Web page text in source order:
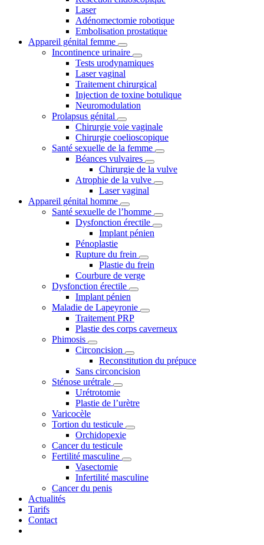
Laser
Adénomectomie robotique
Embolisation prostatique
Appareil génital femme
Incontinence urinaire
Tests urodynamiques
Laser vaginal
Traitement chirurgical
Injection de toxine botulique
Neuromodulation
Prolapsus génital
Chirurgie voie vaginale
Chirurgie coelioscopique
Santé sexuelle de la femme
Béances vulvaires
Chirurgie de la vulve
Atrophie de la vulve
Laser vaginal
Appareil génital homme
Santé sexuelle de l’homme
Dysfonction érectile
Implant pénien
Pénoplastie
Rupture du frein
Plastie du frein
Courbure de verge
Dysfonction érectile
Implant pénien
Maladie de Lapeyronie
Traitement PRP
Plastie des corps caverneux
Phimosis
Circoncision
Reconstitution du prépuce
Sans circoncision
Sténose urétrale
Urétrotomie
Plastie de l’urètre
Varicocèle
Tortion du testicule
Orchidopexie
Cancer du testicule
Fertilité masculine
Vasectomie
Infertilité masculine
Cancer du penis
Actualités
Tarifs
Contact